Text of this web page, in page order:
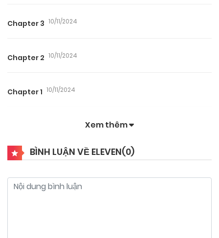
Chapter 3 10/11/2024
Chapter 2 10/11/2024
Chapter 1 10/11/2024
Xem thêm
BÌNH LUẬN VỀ ELEVEN(0)